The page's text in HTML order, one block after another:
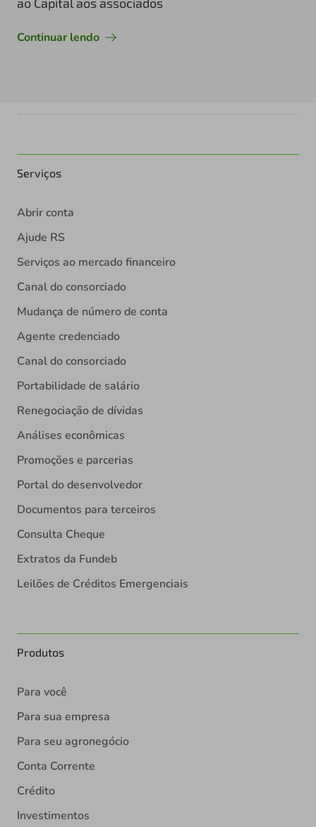
Continuar lendo
Serviços
Abrir conta
Ajude RS
Serviços ao mercado financeiro
Canal do consorciado
Mudança de número de conta
Agente credenciado
Canal do consorciado
Portabilidade de salário
Renegociação de dívidas
Análises econômicas
Promoções e parcerias
Portal do desenvolvedor
Documentos para terceiros
Consulta Cheque
Extratos da Fundeb
Leilões de Créditos Emergenciais
Produtos
Para você
Para sua empresa
Para seu agronegócio
Conta Corrente
Crédito
Investimentos